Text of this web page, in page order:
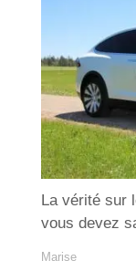
La vérité sur
vous devez
Marise